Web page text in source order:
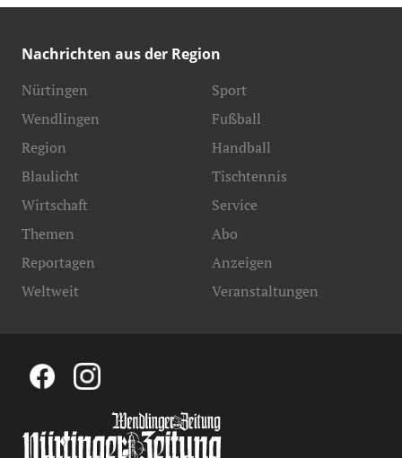
Nachrichten aus der Region
Nürtingen
Wendlingen
Region
Blaulicht
Sport
Fußball
Handball
Tischtennis
Wirtschaft
Themen
Reportagen
Weltweit
Service
Abo
Anzeigen
Veranstaltungen